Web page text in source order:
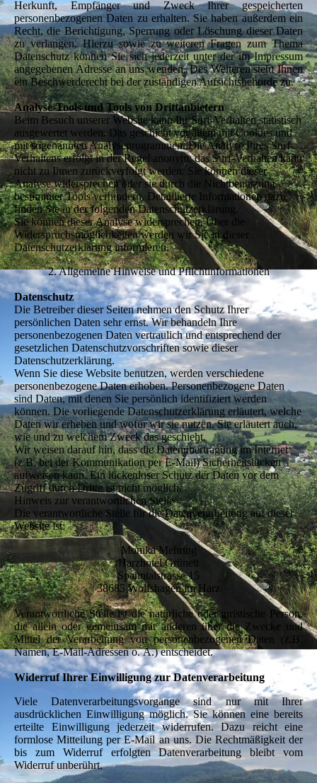
Herkunft, Empfänger und Zweck Ihrer gespeicherten
personenbezogenen Daten zu erhalten. Sie haben außerdem ein
Recht, die Berichtigung, Sperrung oder Löschung dieser Daten
zu verlangen. Hierzu sowie zu weiteren Fragen zum Thema
Datenschutz können Sie sich jederzeit unter der im Impressum
angegebenen Adresse an uns wenden. Des Weiteren steht Ihnen
ein Beschwerderecht bei der zuständigen Aufsichtsbehörde zu.
Analyse-Tools und Tools von Drittanbietern
Beim Besuch unserer Website kann Ihr Surf-Verhalten statistisch
ausgewertet werden. Das geschieht vor allem mit Cookies und
mit sogenannten Analyseprogrammen. Die Analyse Ihres Surf-
Verhaltens erfolgt in der Regel anonym; das Surf-Verhalten kann
nicht zu Ihnen zurückverfolgt werden. Sie können dieser
Analyse widersprechen oder sie durch die Nichtbenutzung
bestimmter Tools verhindern. Detaillierte Informationen dazu
finden Sie in der folgenden Datenschutzerklärung.
Sie können dieser Analyse widersprechen. Über die
Widerspruchsmöglichkeiten werden wir Sie in dieser
Datenschutzerklärung informieren.
2. Allgemeine Hinweise und Pflichtinformationen
Datenschutz
Die Betreiber dieser Seiten nehmen den Schutz Ihrer
persönlichen Daten sehr ernst. Wir behandeln Ihre
personenbezogenen Daten vertraulich und entsprechend der
gesetzlichen Datenschutzvorschriften sowie dieser
Datenschutzerklärung.
Wenn Sie diese Website benutzen, werden verschiedene
personenbezogene Daten erhoben. Personenbezogene Daten
sind Daten, mit denen Sie persönlich identifiziert werden
können. Die vorliegende Datenschutzerklärung erläutert, welche
Daten wir erheben und wofür wir sie nutzen. Sie erläutert auch,
wie und zu welchem Zweck das geschieht.
Wir weisen darauf hin, dass die Datenübertragung im Internet
(z.B. bei der Kommunikation per E-Mail) Sicherheitslücken
aufweisen kann. Ein lückenloser Schutz der Daten vor dem
Zugriff durch Dritte ist nicht möglich.
Hinweis zur verantwortlichen Stelle
Die verantwortliche Stelle für die Datenverarbeitung auf dieser
Website ist:
Monika Mehring
Harzhotel Grünett
Spanntalstrasse 15
38685 Wolfshagen im Harz
Verantwortliche Stelle ist die natürliche oder juristische Person,
die allein oder gemeinsam mit anderen über die Zwecke und
Mittel der Verarbeitung von personenbezogenen Daten (z.B.
Namen, E-Mail-Adressen o. Ä.) entscheidet.
Widerruf Ihrer Einwilligung zur Datenverarbeitung
Viele Datenverarbeitungsvorgänge sind nur mit Ihrer
ausdrücklichen Einwilligung möglich. Sie können eine bereits
erteilte Einwilligung jederzeit widerrufen. Dazu reicht eine
formlose Mitteilung per E-Mail an uns. Die Rechtmäßigkeit der
bis zum Widerruf erfolgten Datenverarbeitung bleibt vom
Widerruf unberührt.